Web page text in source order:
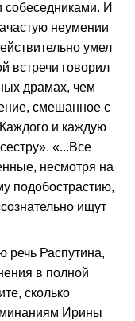
И
неумении
умел
встречи говорил
драмах, чем
смешанное с
и каждую
«...Все
несмотря на
подобострастию,
ищут
речь Распутина,
в полной
сколько
Ирины